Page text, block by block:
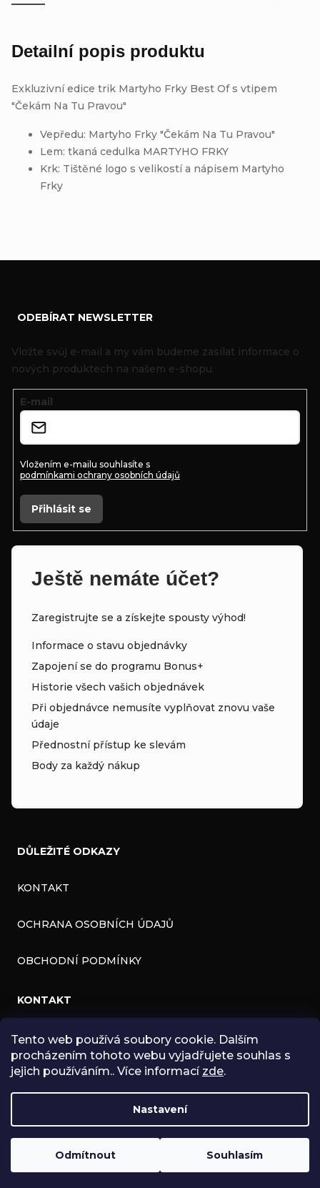
Tento web používá soubory cookie. Dalším
procházením tohoto webu vyjadřujete souhlas s
jejich používáním.. Více informací zde.
Nastavení
Odmítnout Souhlasím
Detailní popis produktu
Exkluzivní edice trik Martyho Frky Best Of s vtipem
"Čekám Na Tu Pravou"
Vepředu: Martyho Frky "Čekám Na Tu Pravou"
Lem: tkaná cedulka MARTYHO FRKY
Krk: Tištěné logo s velikostí a nápisem Martyho
Frky
ODEBÍRAT NEWSLETTER
Vložte svůj e-mail a my vám budeme zasílat informace o
nových produktech na našem e-shopu.
E-mail
Vložením e-mailu souhlasíte s
podmínkami ochrany osobních údajů
Přihlásit se
Ještě nemáte účet?
Zaregistrujte se a získejte spousty výhod!
Informace o stavu objednávky
Zapojení se do programu Bonus+
Historie všech vašich objednávek
Při objednávce nemusíte vyplňovat znovu vaše
údaje
Přednostní přístup ke slevám
Body za každý nákup
DŮLEŽITÉ ODKAZY
KONTAKT
OCHRANA OSOBNÍCH ÚDAJŮ
OBCHODNÍ PODMÍNKY
KONTAKT
INFO@ZNK.CZ
HTTPS://WWW.FACEBOOK.COM/ZNKSHOP
ZNKSHOP